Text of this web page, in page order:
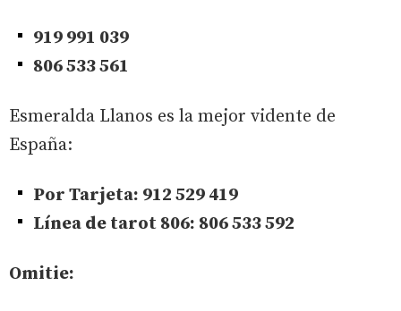
919 991 039
806 533 561
Esmeralda Llanos es la mejor vidente de
España:
Por Tarjeta: 912 529 419
Línea de tarot 806: 806 533 592
Omitie: